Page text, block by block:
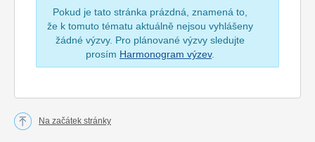
Pokud je tato stránka prázdná, znamená to,
že k tomuto tématu aktuálně nejsou vyhlášeny
žádné výzvy. Pro plánované výzvy sledujte
prosím Harmonogram výzev.
Na začátek stránky